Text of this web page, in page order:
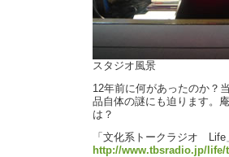
スタジオ風景
12年前に何があったのか？
品自体の謎にも迫ります。
は？
「文化系トークラジオ Life
http://www.tbsradio.jp/